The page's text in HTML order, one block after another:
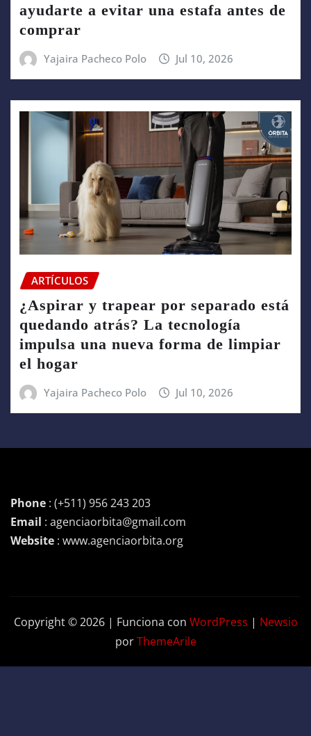
ayudarte a evitar una estafa antes de
comprar
Yajaira Pacheco Polo Jul 10, 2026
ARTÍCULOS
¿Aspirar y trapear por separado está
quedando atrás? La tecnología
impulsa una nueva forma de limpiar
el hogar
Yajaira Pacheco Polo Jul 10, 2026
Phone : (+511) 956 243 203
Email : agenciaorbita@gmail.com
Website : www.agenciaorbita.org
Copyright © 2026 | Funciona con WordPress | Newsio
porThemeArile